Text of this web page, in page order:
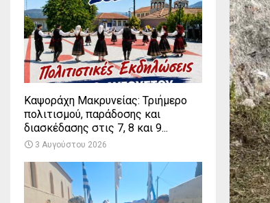
Καψοράχη Μακρυνείας: Τριήμερο
πολιτισμού, παράδοσης και
διασκέδασης στις 7, 8 και 9...
3 Αυγούστου 2026